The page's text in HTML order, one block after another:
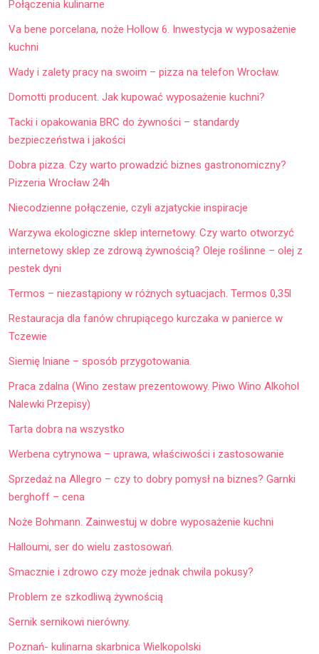
Połączenia kulinarne
Va bene porcelana, noże Hollow 6. Inwestycja w wyposażenie
kuchni
Wady i zalety pracy na swoim – pizza na telefon Wrocław.
Domotti producent. Jak kupować wyposażenie kuchni?
Tacki i opakowania BRC do żywności – standardy
bezpieczeństwa i jakości
Dobra pizza. Czy warto prowadzić biznes gastronomiczny?
Pizzeria Wrocław 24h
Niecodzienne połączenie, czyli azjatyckie inspiracje
Warzywa ekologiczne sklep internetowy. Czy warto otworzyć
internetowy sklep ze zdrową żywnością? Oleje roślinne – olej z
pestek dyni
Termos – niezastąpiony w różnych sytuacjach. Termos 0,35l
Restauracja dla fanów chrupiącego kurczaka w panierce w
Tczewie
Siemię lniane – sposób przygotowania.
Praca zdalna (Wino zestaw prezentowowy. Piwo Wino Alkohol
Nalewki Przepisy)
Tarta dobra na wszystko
Werbena cytrynowa – uprawa, właściwości i zastosowanie
Sprzedaż na Allegro – czy to dobry pomysł na biznes? Garnki
berghoff – cena
Noże Bohmann. Zainwestuj w dobre wyposażenie kuchni
Halloumi, ser do wielu zastosowań.
Smacznie i zdrowo czy może jednak chwila pokusy?
Problem ze szkodliwą żywnością
Sernik sernikowi nierówny.
Poznań- kulinarna skarbnica Wielkopolski